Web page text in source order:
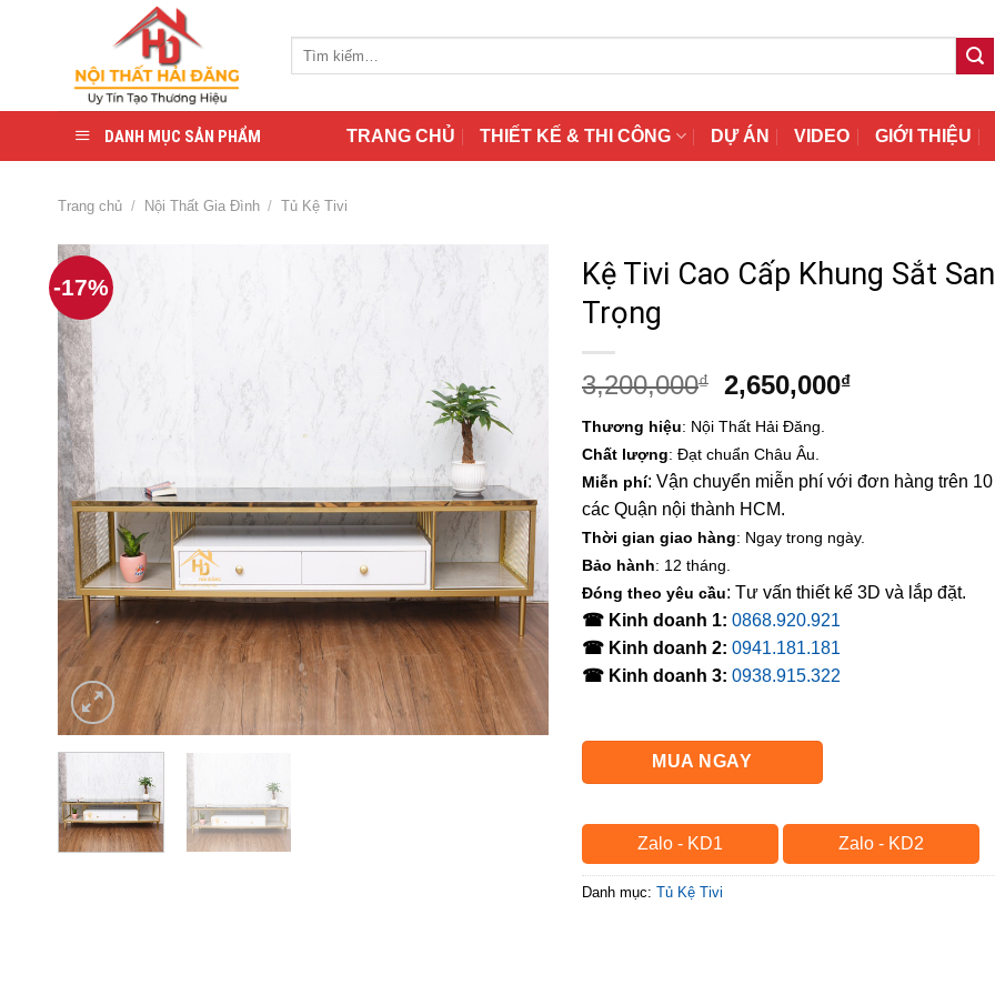
DANH MỤC SẢN PHẨM TRANG CHỦ THIẾT KẾ & THI CÔNG DỰ ÁN VIDEO GIỚI THIỆU
Trang chủ / Nội Thất Gia Đình / Tủ Kệ Tivi
-17%
Kệ Tivi Cao Cấp Khung Sắt
Trọng
3,200,000₫
Giá
là:
3,200,000₫.
2,650,000₫Giá
2,650,000₫.
Thương hiệu: Nội Thất Hải Đăng.
Chất lượng: Đạt chuẩn Châu Âu.
Miễn phí: Vận chuyển miễn phí với đơn hàng trên 10
các Quận nội thành HCM.
Thời gian giao hàng: Ngay trong ngày.
Bảo hành: 12 tháng.
Đóng theo yêu cầu: Tư vấn thiết kế 3D và lắp đặt.
☎ Kinh doanh 1: 0868.920.921
☎ Kinh doanh 2: 0941.181.181
☎ Kinh doanh 3: 0938.915.322
MUA NGAY
Zalo - KD1 Zalo - KD2
Danh mục: Tủ Kệ Tivi